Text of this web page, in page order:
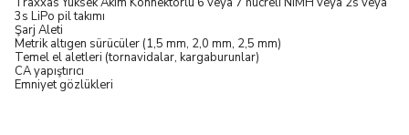
3s LiPo pil takımı
Şarj Aleti
Metrik altıgen sürücüler (1,5 mm, 2,0 mm, 2,5 mm)
Temel el aletleri (tornavidalar, kargaburunlar)
CA yapıştırıcı
Emniyet gözlükleri